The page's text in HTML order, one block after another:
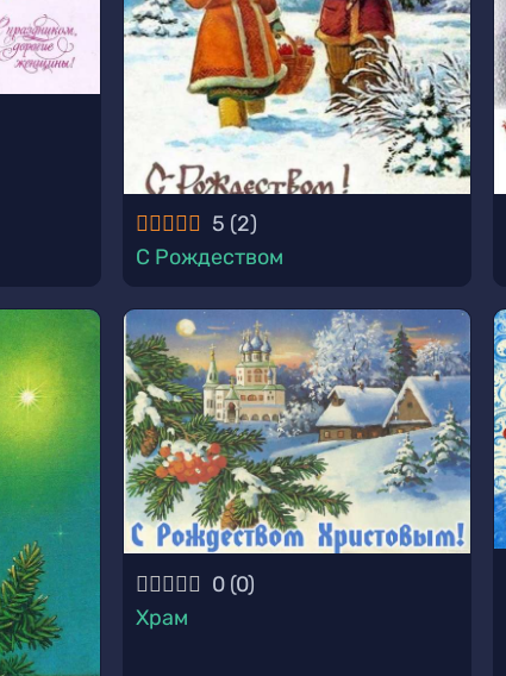
5 (2)
С Рождеством
0 (0)
Храм